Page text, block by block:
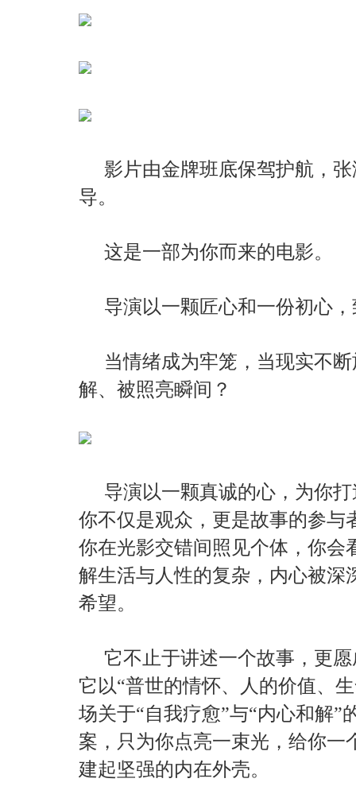
影片由金牌班底保驾护航，
导。
这是一部为你而来的电影。
导演以一颗匠心和一份初心
当情绪成为牢笼，当现实不
解、被照亮瞬间？
导演以一颗真诚的心，为你
你不仅是观众，更是故事的参与
你在光影交错间照见个体，你会
解生活与人性的复杂，内心被深
希望。
它不止于讲述一个故事，更
它以“普世的情怀、人的价值、
场关于“自我疗愈”与“内心和解”
案，只为你点亮一束光，给你一
建起坚强的内在外壳。